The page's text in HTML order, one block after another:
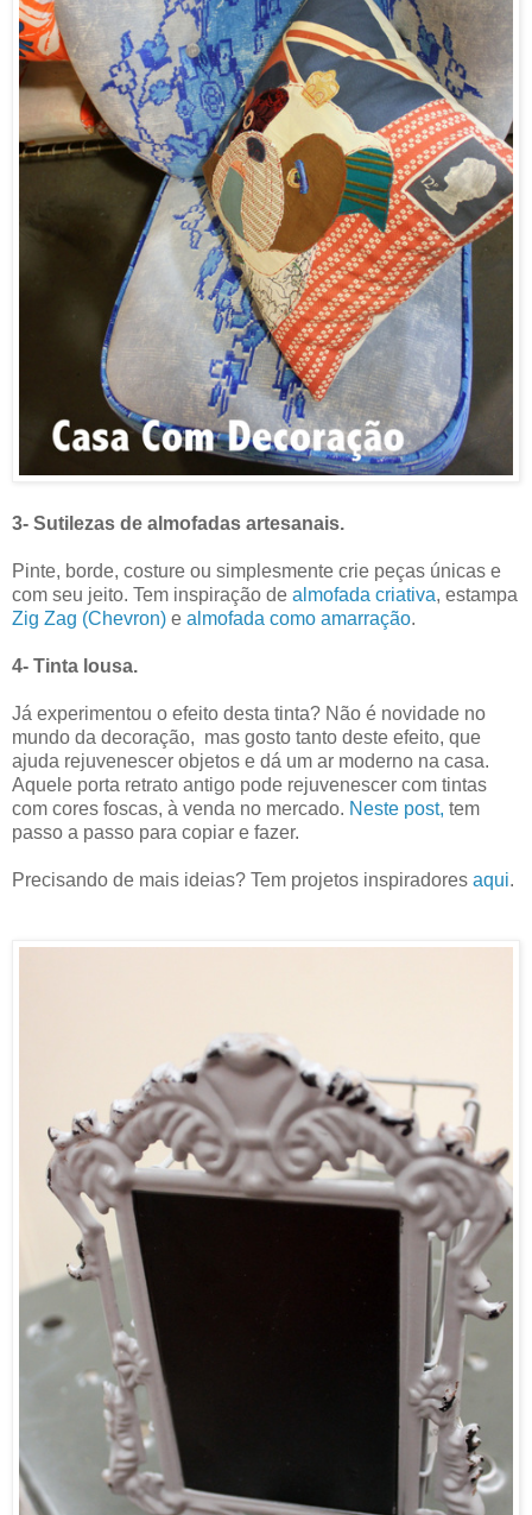
3- Sutilezas de almofadas artesanais.
Pinte, borde, costure ou simplesmente crie peças únicas e
com seu jeito. Tem inspiração de almofada criativa, estampa
Zig Zag (Chevron) e almofada como amarração.
4- Tinta lousa.
Já experimentou o efeito desta tinta? Não é novidade no
mundo da decoração, mas gosto tanto deste efeito, que
ajuda rejuvenescer objetos e dá um ar moderno na casa.
Aquele porta retrato antigo pode rejuvenescer com tintas
com cores foscas, à venda no mercado. Neste post, tem
passo a passo para copiar e fazer.
Precisando de mais ideias? Tem projetos inspiradores aqui.